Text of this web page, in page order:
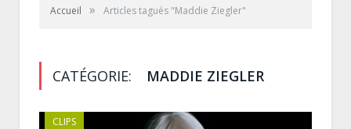
Accueil » Articles tagués "Maddie Ziegler"
CATÉGORIE: MADDIE ZIEGLER
CLIPS